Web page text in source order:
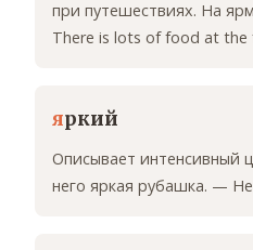
при путешествиях. На
There is lots of food at the
яркий
Описывает интенсивный
него яркая рубашка. —